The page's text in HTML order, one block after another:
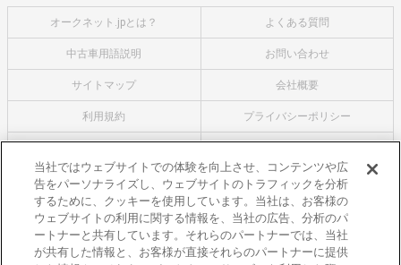
オークネット.jpとは？ よくある質問
中古車用語説明 お問い合わせ
サイトマップ 会社概要
利用規約 プライバシーポリシー
オークネットのその他のサービス
バイク関連サービス
中古バイクを探すならバイクの窓口
レンタルバイクに乗るならモトオークレンタルバイク
当社ではウェブサイトでの体験を向上させ、コンテンツや広
告をパーソナライズし、ウェブサイトのトラフィックを分析
するために、クッキーを使用しています。当社は、お客様の
ウェブサイトの利用に関する情報を、当社の広告、分析のパ
ートナーと共有しています。それらのパートナーでは、当社
が共有した情報と、お客様が直接それらのパートナーに提供